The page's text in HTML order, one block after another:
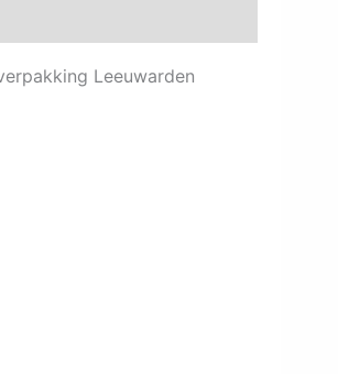
Leeuwarden